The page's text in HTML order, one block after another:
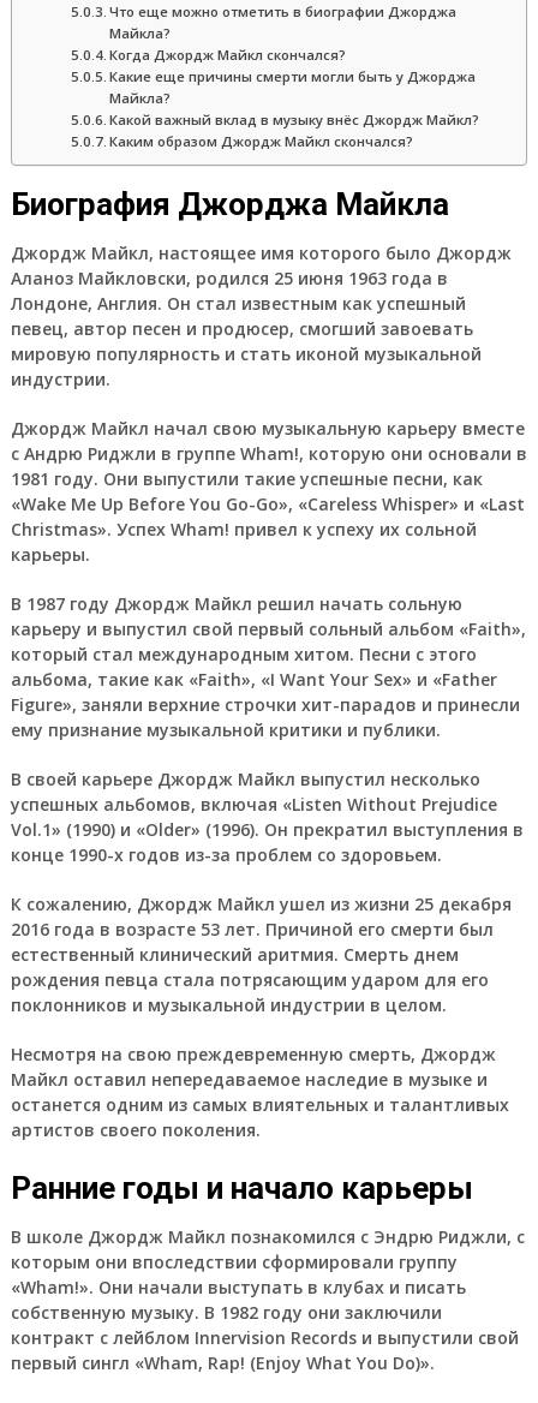
Что еще можно отметить в биографии Джорджа
Майкла?
Когда Джордж Майкл скончался?
Какие еще причины смерти могли быть у Джорджа
Майкла?
Какой важный вклад в музыку внёс Джордж Майкл?
Каким образом Джордж Майкл скончался?
Биография Джорджа Майкла
Джордж Майкл, настоящее имя которого было Джордж
Аланоз Майкловски, родился 25 июня 1963 года в
Лондоне, Англия. Он стал известным как успешный
певец, автор песен и продюсер, смогший завоевать
мировую популярность и стать иконой музыкальной
индустрии.
Джордж Майкл начал свою музыкальную карьеру вместе
с Андрю Риджли в группе Wham!, которую они основали в
1981 году. Они выпустили такие успешные песни, как
«Wake Me Up Before You Go-Go», «Careless Whisper» и «Last
Christmas». Успех Wham! привел к успеху их сольной
карьеры.
В 1987 году Джордж Майкл решил начать сольную
карьеру и выпустил свой первый сольный альбом «Faith»,
который стал международным хитом. Песни с этого
альбома, такие как «Faith», «I Want Your Sex» и «Father
Figure», заняли верхние строчки хит-парадов и принесли
ему признание музыкальной критики и публики.
В своей карьере Джордж Майкл выпустил несколько
успешных альбомов, включая «Listen Without Prejudice
Vol.1» (1990) и «Older» (1996). Он прекратил выступления в
конце 1990-х годов из-за проблем со здоровьем.
К сожалению, Джордж Майкл ушел из жизни 25 декабря
2016 года в возрасте 53 лет. Причиной его смерти был
естественный клинический аритмия. Смерть днем
рождения певца стала потрясающим ударом для его
поклонников и музыкальной индустрии в целом.
Несмотря на свою преждевременную смерть, Джордж
Майкл оставил непередаваемое наследие в музыке и
останется одним из самых влиятельных и талантливых
артистов своего поколения.
Ранние годы и начало карьеры
В школе Джордж Майкл познакомился с Эндрю Риджли, с
которым они впоследствии сформировали группу
«Wham!». Они начали выступать в клубах и писать
собственную музыку. В 1982 году они заключили
контракт с лейблом Innervision Records и выпустили свой
первый сингл «Wham, Rap! (Enjoy What You Do)».